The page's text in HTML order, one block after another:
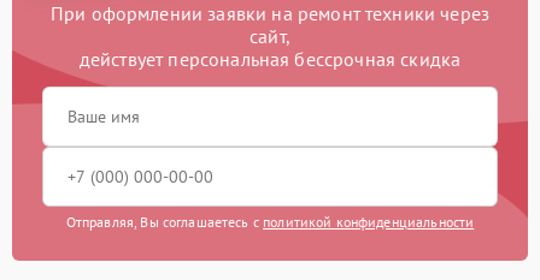
При оформлении заявки на ремонт техники через
сайт,
действует персональная бессрочная скидка
Отправляя, Вы соглашаетесь с политикой конфиденциальности